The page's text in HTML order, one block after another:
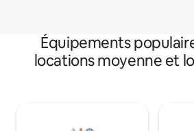
Équipements
locations moyenne et